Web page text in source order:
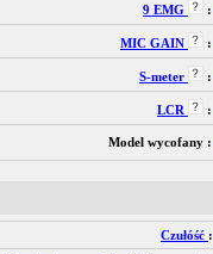
9 EMG :
MIC GAIN :
S-meter :
LCR :
Model wycofany :
Czułóść :